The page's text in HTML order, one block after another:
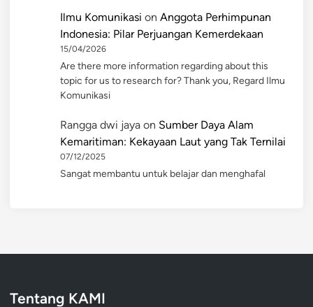
Ilmu Komunikasi on Anggota Perhimpunan
Indonesia: Pilar Perjuangan Kemerdekaan
15/04/2026
Are there more information regarding about this
topic for us to research for? Thank you, Regard Ilmu
Komunikasi
Rangga dwi jaya on Sumber Daya Alam
Kemaritiman: Kekayaan Laut yang Tak Ternilai
07/12/2025
Sangat membantu untuk belajar dan menghafal
Tentang KAMI